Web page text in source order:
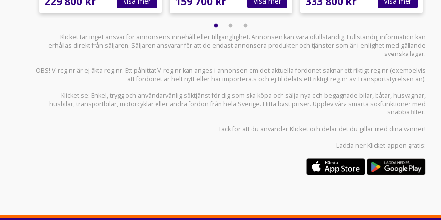
Klicket tar inget ansvar för annonsens innehåll eller tillgänglighet. Annonsen kan vara ofullständig. Fullständig information kan
erhållas direkt från säljaren. Säljaren ansvarar för att de endast annonsera produkter och tjänster som är i enlighet med gällande
svenska lagar.
OBS! V-reg.nr är ej äkta reg.nr. Ett påhittat V-reg.nr kan anges i annonsen om det aktuella fordonet saknar ett riktigt reg.nr (exempelvis
att fordonet är helt nytt eller har importerats och ej tilldelats ett riktigt reg.nr av Transportstyrelsen än).
Klicket.se: Enkel, trygg och användarvänlig söktjänst för dig som ska köpa och sälja nya och begagnade bilar, båtar, husvagnar,
husbilar,transportbilar, motorcyklar eller andra fordon från hela Sverige. Hitta bäst priser. Upplev våra smarta sökfunktioner med
snabba filter.
Tack för att du använder Klicket och delar det du gillar med dina vänner!
Ladda ner Klicket-appen gratis: